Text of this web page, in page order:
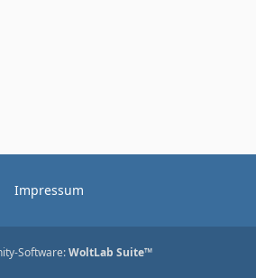
Impressum
Software:WoltLab Suite™